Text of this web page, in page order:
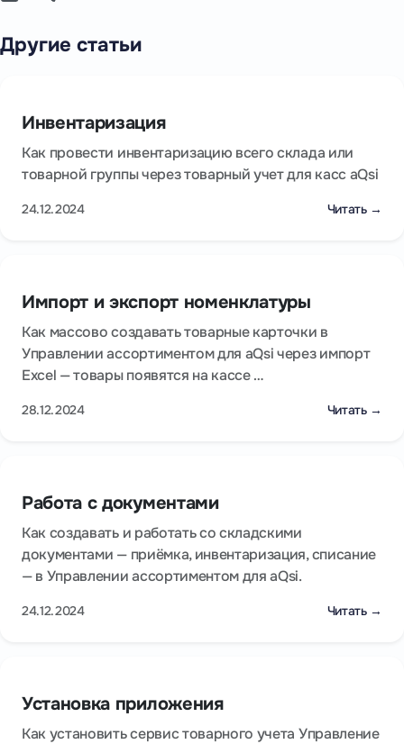
Другие статьи
Инвентаризация
Как провести инвентаризацию всего склада или
товарной группы через товарный учет для касс aQsi
24.12.2024 Читать →
Импорт и экспорт номенклатуры
Как массово создавать товарные карточки в
Управлении ассортиментом для aQsi через импорт
Excel — товары появятся на кассе …
28.12.2024 Читать →
Работа с документами
Как создавать и работать со складскими
документами — приёмка, инвентаризация, списание
— в Управлении ассортиментом для aQsi.
24.12.2024 Читать →
Установка приложения
Как установить сервис товарного учета Управление